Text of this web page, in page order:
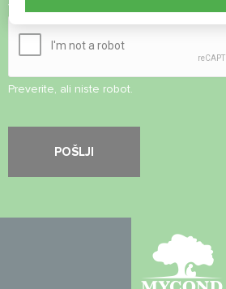
Varnostni pregled
Preverite, ali niste robot.